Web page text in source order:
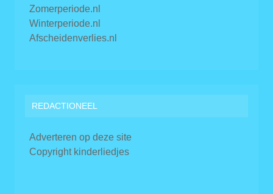
Zomerperiode.nl
Winterperiode.nl
Afscheidenverlies.nl
REDACTIONEEL
Adverteren op deze site
Copyright kinderliedjes